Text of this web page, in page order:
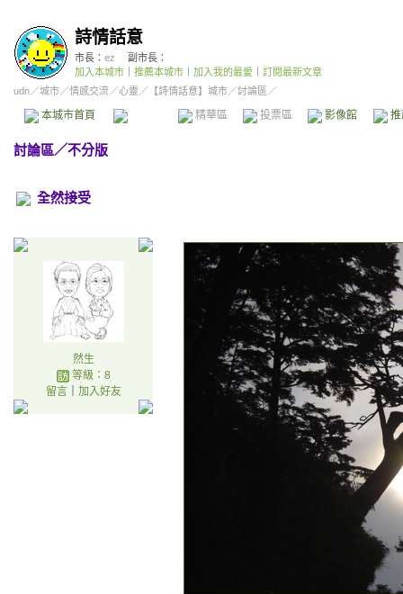
詩情話意
市長： ez
副市長：
加入本城市
推薦本城市 加入我的最愛
訂閱最新文章
udn／城市／情感交流／心靈 ／ 【詩情話意】城市／討論區／
本城市首頁 精華區 投票區 影像館
討論區／不分版
全然接受
然生
等級：8
留言｜ 加入好友